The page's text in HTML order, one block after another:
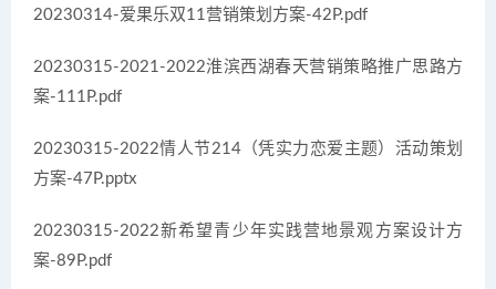
20230314-爱果乐双11营销策划方案-42P.pdf
20230315-2021-2022淮滨西湖春天营销策略推广思路方
案-111P.pdf
20230315-2022情人节214（凭实力恋爱主题）活动策划
方案-47P.pptx
20230315-2022新希望青少年实践营地景观方案设计方
案-89P.pdf